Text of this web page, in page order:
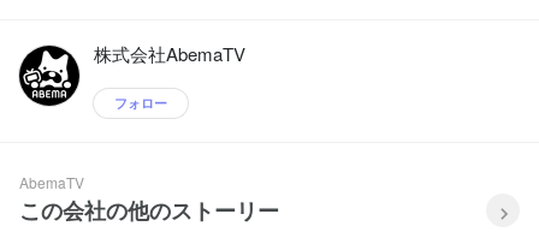
株式会社AbemaTV
フォロー
AbemaTV
この会社の他のストーリー